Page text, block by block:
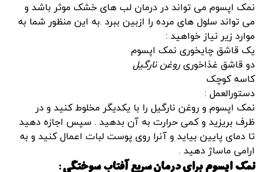
نمک اپسوم می تواند در درمان لب های خشک موثر باشد و
می تواند سلول های مرده را ازبین ببرد .به این منظور شما به
موارد زیر نیاز خواهید :
یک قاشق چایخوری نمک اپسوم
دو قاشق غذاخوریروغن نارگیل
کاسه کوچک
دستورالعمل :
نمک اپسوم و روغن نارگیل را با یکدیگر مخلوط کنید و در
ظرف بریزید و کمی حرارت به آن بدهید . سپس اجازه دهید
تا دمای پایین بیاید و آنرا روی پوست لبات اعمال کنید و به
ارامی ماساژ دهید .
نمک اپسوم برای درمان سریع آفتاب سوختگی: